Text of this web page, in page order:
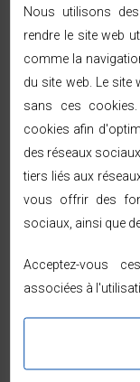
sous 48/72h
Nous utilisons
rendre le site web
comme la
du site web. Le
sans ces
cookies afin
des réseaux
tiers liés aux
vous offrir des
sociaux, ainsi que
Acceptez-vous
associées à